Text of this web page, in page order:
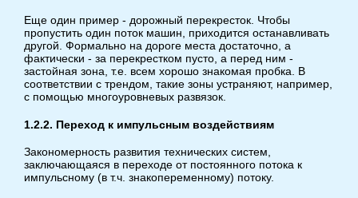
Еще один пример - дорожный перекресток. Чтобы
пропустить один поток машин, приходится останавливать
другой. Формально на дороге места достаточно, а
фактически - за перекрестком пусто, а перед ним -
застойная зона, т.е. всем хорошо знакомая пробка. В
соответствии с трендом, такие зоны устраняют, например,
с помощью многоуровневых развязок.
1.2.2. Переход к импульсным воздействиям
Закономерность развития технических систем,
заключающаяся в переходе от постоянного потока к
импульсному (в т.ч. знакопеременному) потоку.